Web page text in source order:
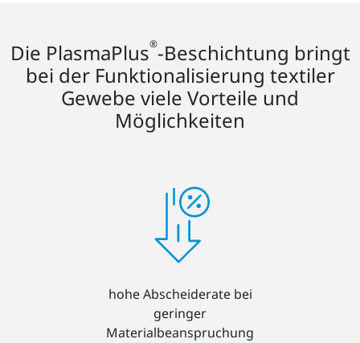
Die PlasmaPlus®-Beschichtung bringt
bei der Funktionalisierung textiler
Gewebe viele Vorteile und
Möglichkeiten
hohe Abscheiderate bei
geringer
Materialbeanspruchung